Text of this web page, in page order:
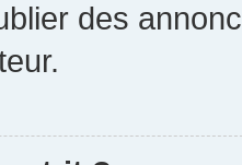
des